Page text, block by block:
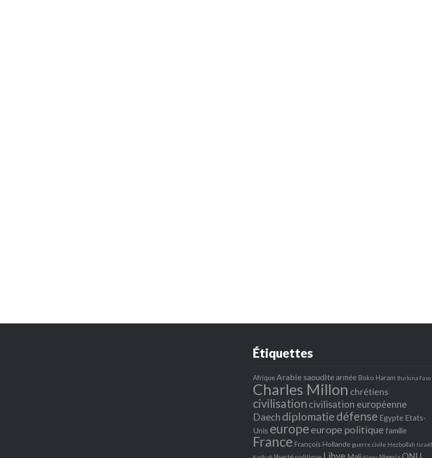
Étiquettes
Afrique Arabie saoudite armée Boko Haram Burkina Faso
Charles Millon chrétiens
civilisation civilisation européenne
Daech diplomatiedéfense Egypte Etats‐
Unis europeeurope politique famille
France François Hollande guerre civile Hezbollah Israël